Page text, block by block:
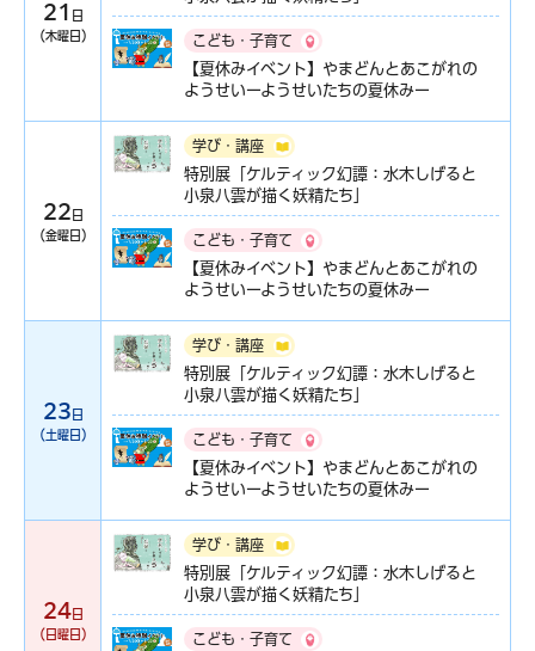
21
日
（木曜日）
こども・子育て
【夏休みイベント】やまどんとあこがれの
ようせいーようせいたちの夏休みー
22 日
（金曜日）
学び・講座
特別展「ケルティック幻譚：水木しげると
小泉八雲が描く妖精たち」
こども・子育て
【夏休みイベント】やまどんとあこがれの
ようせいーようせいたちの夏休みー
23 日
（土曜日）
学び・講座
特別展「ケルティック幻譚：水木しげると
小泉八雲が描く妖精たち」
こども・子育て
【夏休みイベント】やまどんとあこがれの
ようせいーようせいたちの夏休みー
24日
（日曜日）
学び・講座
特別展「ケルティック幻譚：水木しげると
小泉八雲が描く妖精たち」
こども・子育て